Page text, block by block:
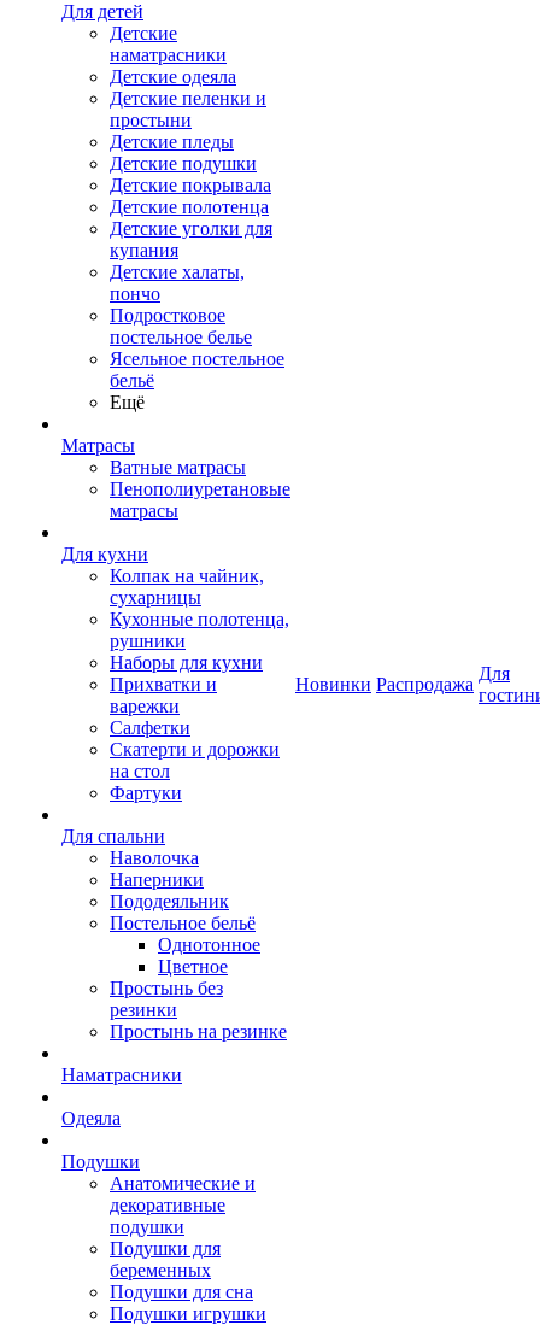
Для детей
Детские
наматрасники
Детские одеяла
Детские пеленки и
простыни
Детские пледы
Детские подушки
Детские покрывала
Детские полотенца
Детские уголки для
купания
Детские халаты,
пончо
Подростковое
постельное белье
Ясельное постельное
бельё
Ещё
Матрасы
Ватные матрасы
Пенополиуретановые
матрасы
Для кухни
Колпак на чайник,
сухарницы
Кухонные полотенца,
рушники
Наборы для кухни
Прихватки и
варежки
Салфетки
Скатерти и дорожки
на стол
Фартуки
Для спальни
Наволочка
Наперники
Пододеяльник
Постельное бельё
Однотонное
Цветное
Простынь без
резинки
Простынь на резинке
Наматрасники
Одеяла
Подушки
Анатомические и
декоративные
подушки
Подушки для
беременных
Подушки для сна
Подушки игрушки
Новинки Распродажа
Для